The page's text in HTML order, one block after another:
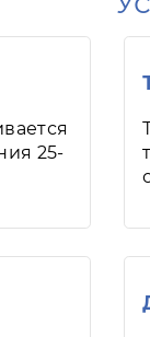
25-